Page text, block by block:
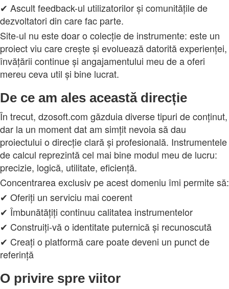
✔ Ascult feedback-ul utilizatorilor și comunitățile de
dezvoltatori din care fac parte.
Site-ul nu este doar o colecție de instrumente: este un
proiect viu care crește și evoluează datorită experienței,
învățării continue și angajamentului meu de a oferi
mereu ceva util și bine lucrat.
De ce am ales această direcție
În trecut, dzosoft.com găzduia diverse tipuri de conținut,
dar la un moment dat am simțit nevoia să dau
proiectului o direcție clară și profesională. Instrumentele
de calcul reprezintă cel mai bine modul meu de lucru:
precizie, logică, utilitate, eficiență.
Concentrarea exclusiv pe acest domeniu îmi permite să:
✔ Oferiți un serviciu mai coerent
✔ Îmbunătățiți continuu calitatea instrumentelor
✔ Construiți-vă o identitate puternică și recunoscută
✔ Creați o platformă care poate deveni un punct de
referință
O privire spre viitor